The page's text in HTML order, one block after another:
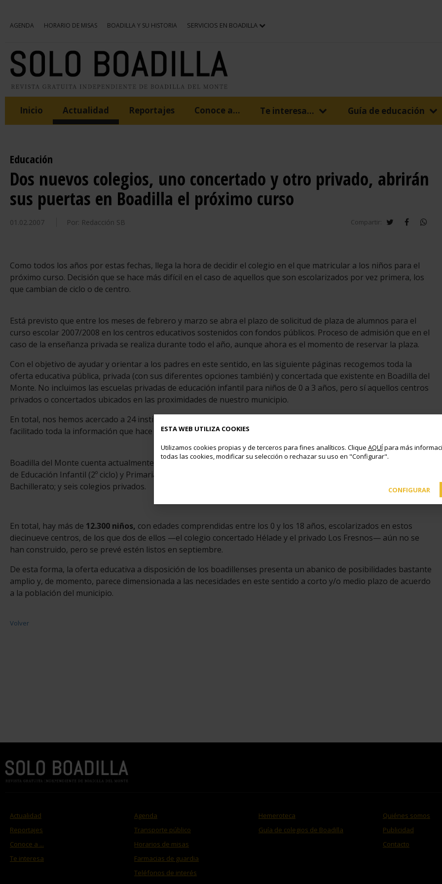
AGENDA HORARIO DE MISAS BOADILLA Y SU HISTORIA SERVICIOS EN BOADILLA
Inicio Actualidad Reportajes Conoce a... Te interesa... Guía de educación
Educación
Dos nuevos colegios, uno concertado y otro privado, abrirán
sus puertas en Boadilla el próximo curso
01.02.2007 Por: Redacción SB Compartir: twitterfacebook
Como todos los años por estas fechas, llega la hora de decidir el colegio en el que matricular a los niños para el
próximo curso. Decisión que se hace más difícil en el caso de aquellos que son escolarizados por vez primera, los
que cambian de ciclo o de centro.
Está previsto que entre los meses de febrero y marzo se abra el plazo de solicitud de plaza de alumnos para el
curso escolar 2007/2008 en los centros educativos sostenidos con fondos públicos. Proceso de admisión que en el
caso de la enseñanza privada se realiza durante todo el año, aunque ahora es el momento de reservar la plaza.
Con el objetivo de ayudar y orientar a los padres en este sentido, en las siguiente páginas recogemos toda la
oferta educativa pública, privada (con sus diferentes opciones también) y concertada que existente en Boadilla del
Monte. No incluimos las escuelas privadas de educación infantil para niños de 0 a 3 años, pero sí aquellos centros
privados o concertados ubicados en las proximidades de nuestro municipio.
En total, nos hemos acercado a 24 instituciones educativas, a las que agradecemos que, un año más, nos hayan
facilitado toda la información que hace posible esta guía.
Boadilla del Monte cuenta actualmente con tres escuelas públicas para niños de 0 a 3 años; cinco colegios públicos
de Educación Infantil (2º ciclo) y Primaria; tres colegios concertados; dos institutos públicos de Secundaria y
Bachillerato; y seis colegios privados.
En total, hay más de 12.300 niños, con edades comprendidas entre los 0 y los 18 años, escolarizados en estos
diecinueve centros, de los que dos de ellos —el colegio concertado Hélade y el privado Los Fresnos— aún no se
han construido, pero se prevé estén listos en septiembre.
De esta forma, la oferta educativa a disposición de los boadillenses presenta un abanico de posibilidades bastante
amplio y, de momento, parece dimensionada a las necesidades en este sentido a corto y/o medio plazo de acuerdo
a la población del municipio.
Volver
Actualidad
Reportajes
Conoce a ...
Te interesa
Agenda
Transporte público
Horarios de misas
Farmacias de guardia
Teléfonos de interés
Hemeroteca
Guía de colegios de Boadilla
Quiénes somos
Publicidad
Contacto
ESTA WEB UTILIZA COOKIES
Utilizamos cookies propias y de terceros para fines analíticos. Clique AQUÍpara más
todas las cookies, modificar su selección o rechazar su uso en "Configurar".
CONFIGURAR